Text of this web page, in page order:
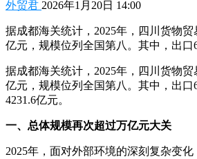
外贸君 2026年1月20日 14:00
据成都海关统计，2025年，四川货物贸
亿元，规模位列全国第八。其中，出
据成都海关统计，2025年，四川货物贸
亿元，规模位列全国第八。其中，出口
4231.6亿元。
一、总体规模再次超过万亿元大关
2025年，面对外部环境的深刻复杂变